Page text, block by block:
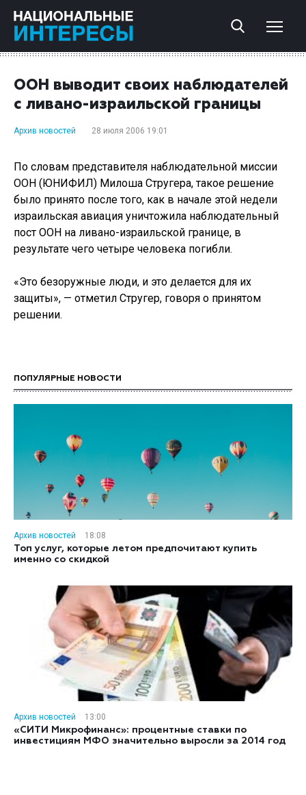
ООН выводит своих наблюдателей
с ливано-израильской границы
Архив новостей 28 июля 2006 19:01
По словам представителя наблюдательной миссии
ООН (ЮНИФИЛ) Милоша Стругера, такое решение
было принято после того, как в начале этой недели
израильская авиация уничтожила наблюдательный
пост ООН на ливано-израильской границе, в
результате чего четыре человека погибли.
«Это безоружные люди, и это делается для их
защиты», — отметил Стругер, говоря о принятом
решении.
ПОПУЛЯРНЫЕ НОВОСТИ
Архив новостей
18:08
Топ услуг, которые летом предпочитают купить
именно со скидкой
Архив новостей
13:00
«СИТИ Микрофинанс»: процентные ставки по
инвестициям МФО значительно выросли за 2014 год